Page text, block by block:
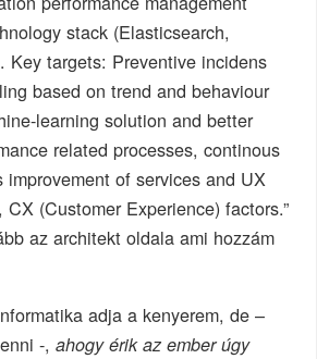
stack (Elasticsearch,
Key targets: Preventive incidens
based on trend and behaviour
learning solution and better
related processes, continous
improvement of services and UX
(Customer Experience) factors.”
az architekt oldala ami hozzám
adja a kenyerem, de –
-,ahogy érik az ember úgy